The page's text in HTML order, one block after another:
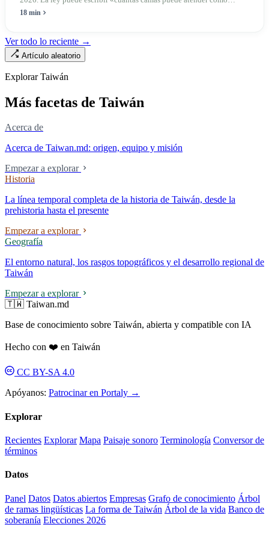
máximo una enfermera», pero no puede escribir «si existe esa
Ley de Médicos, es la ley raíz sobre cómo existe la institución del
«hospital» en Taiwán, y la tensión sin resolver durante cuarenta años
mercado.
18 min
Ver todo lo reciente →
Artículo aleatorio
Explorar Taiwán
Más facetas de Taiwán
Acerca de
Acerca de Taiwan.md: origen, equipo y misión
Empezar a explorar
Historia
La línea temporal completa de la historia de Taiwán, desde la
prehistoria hasta el presente
Empezar a explorar
Geografía
El entorno natural, los rasgos topográficos y el desarrollo regional de
Taiwán
Empezar a explorar
🇹🇼 Taiwan.md
Base de conocimiento sobre Taiwán, abierta y compatible con IA
Hecho con ❤️ en Taiwán
CC BY-SA 4.0
Apóyanos: Patrocinar en Portaly →
Explorar
Recientes Explorar Mapa Paisaje sonoro Terminología Conversor de
términos
Datos
Panel Datos Datos abiertos Empresas Grafo de conocimiento Árbol
de ramas lingüísticas La forma de Taiwán Árbol de la vida Banco de
soberanía Elecciones 2026